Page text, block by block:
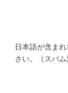
日本語が含ま
さい。（スパム